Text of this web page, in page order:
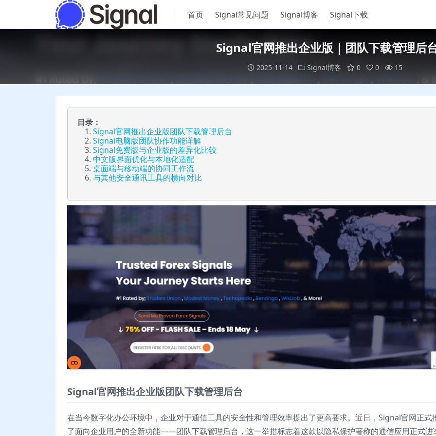
首页 Signal常见问题 Signal博客 Signal下载
Signal官网推出企业版｜团队下载管理后
2025-11-14 Signal博客 0 0 15
目录：
Signal官网推出企业版团队下载管理后台
Signal电脑版团队协作功能详解
Signal免费版与企业版的差异化比较
中文版界面优化与本地化适配
桌面端与移动端的协同工作流
与其他安全通讯工具的横向对比
Signal官网推出企业版团队下载管理后台
在当今数字化办公环境中，企业对于通信工具的安全性和管理效率提出了更高要求。近日，Signal官网正式
了面向企业用户的全新功能——团队下载管理后台，这一举措标志着这款以隐私保护著称的通信应用正式进